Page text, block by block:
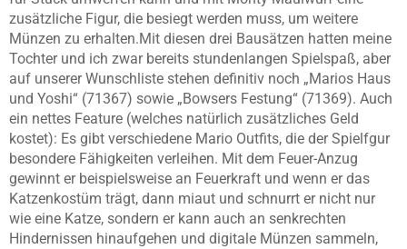
zusätzliche Figur, die besiegt werden muss, um weitere
Münzen zu erhalten.Mit diesen drei Bausätzen hatten meine
Tochter und ich zwar bereits stundenlangen Spielspaß, aber
auf unserer Wunschliste stehen definitiv noch „Marios Haus
und Yoshi“ (71367) sowie „Bowsers Festung“ (71369). Auch
ein nettes Feature (welches natürlich zusätzliches Geld
kostet): Es gibt verschiedene Mario Outfits, die der Spielfgur
besondere Fähigkeiten verleihen. Mit dem Feuer-Anzug
gewinnt er beispielsweise an Feuerkraft und wenn er das
Katzenkostüm trägt, dann miaut und schnurrt er nicht nur
wie eine Katze, sondern er kann auch an senkrechten
Hindernissen hinaufgehen und digitale Münzen sammeln,